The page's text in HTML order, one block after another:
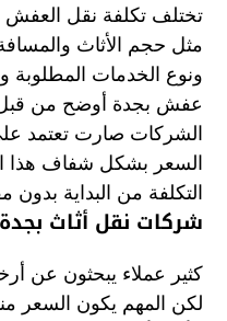
تختلف تكلفة نقل
مثل حجم الأثاث
ونوع الخدمات
عفش بجدة أوضح من قبل
الشركات صارت تعتمد
السعر بشكل شفاف هذا
التكلفة من البداية
شركات نقل أثاث بجدة
كثير عملاء يبحثون
لكن المهم يكون السعر